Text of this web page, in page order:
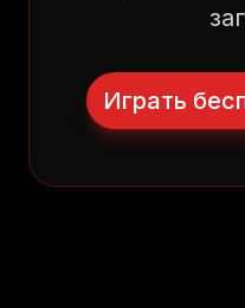
Играть